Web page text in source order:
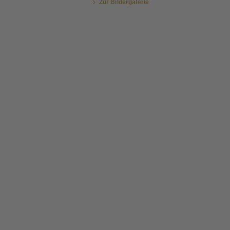
Zur Bildergalerie